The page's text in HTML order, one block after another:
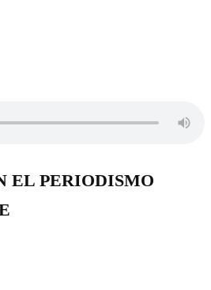
EL PERIODISMO